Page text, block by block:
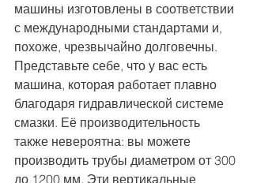
машины изготовлены в соответствии
с международными стандартами и,
похоже, чрезвычайно долговечны.
Представьте себе, что у вас есть
машина, которая работает плавно
благодаря гидравлической системе
смазки. Её производительность
также невероятна: вы можете
производить трубы диаметром от 300
до 1200 мм. Эти вертикальные